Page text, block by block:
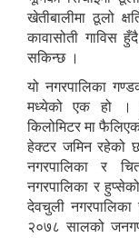
खेतीबालीमा ठूलो
कावासोती गाविस
सकिन्छ ।
यो नगरपालिका
मध्येको एक हो ।
किलोमिटर मा
हेक्टर जमिन रहेको
नगरपालिका र
नगरपालिका र
देवचुली नगरपालिका
२०७८ सालको